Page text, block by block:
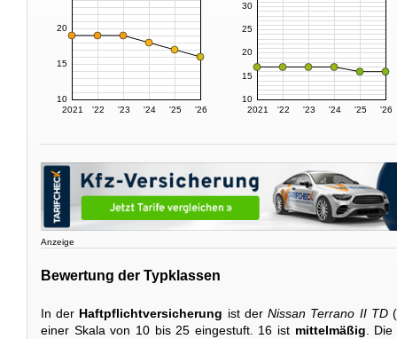
2021 '22 '23 '24 '25 '26
10
15
20
2021 '22 '23 '24 '25 '26
10
15
20
25
30
Anzeige
Bewertung der Typklassen
In der Haftpflichtversicherung ist derNissan Terrano II TD
einer Skala von 10 bis 25 eingestuft. 16 ist mittelmäßig .